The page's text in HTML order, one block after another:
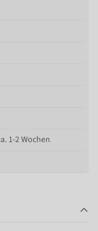
1-2 Wochen